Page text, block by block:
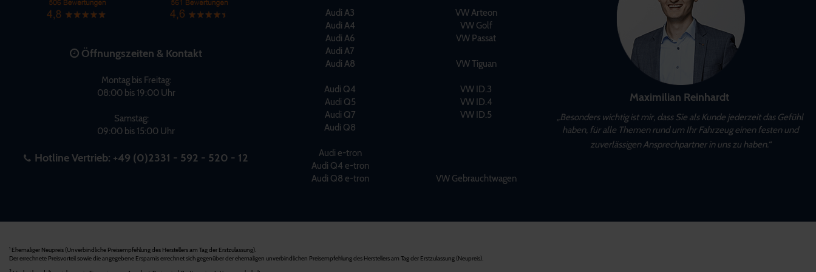
Öffnungszeiten & Kontakt
Montag bis Freitag:
08:00 bis 19:00 Uhr
Samstag:
09:00 bis 15:00 Uhr
Hotline Vertrieb: +49 (0)2331 - 592 - 520 - 12
Audi A3
Audi A4
Audi A6
Audi A7
Audi A8
Audi Q4
Audi Q5
Audi Q7
Audi Q8
Audi e-tron
Audi Q4 e-tron
Audi Q8 e-tron
VW Arteon
VW Golf
VW Passat
VW Tiguan
VW ID.3
VW ID.4
VW ID.5
VW Gebrauchtwagen
Maximilian Reinhardt
„Besonders wichtig ist mir, dass Sie als Kunde jederzeit das Gefühl
haben, für alle Themen rund um Ihr Fahrzeug einen festen und
zuverlässigen Ansprechpartner in uns zu haben.“
1 Ehemaliger Neupreis (Unverbindliche Preisempfehlung des Herstellers am Tag der Erstzulassung).
Der errechnete Preisvorteil sowie die angegebene Ersparnis errechnet sich gegenüber der ehemaligen unverbindlichen Preisempfehlung des Herstellers am Tag der Erstzulassung (Neupreis).